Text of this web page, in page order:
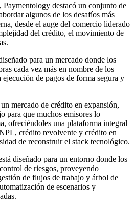
destacó un conjunto de
algunos de los desafíos más
desde el auge del comercio liderado
del crédito, el movimiento de
para un mercado donde los
cada vez más en nombre de los
de pagos de forma segura y
mercado de crédito en expansión,
para que muchos emisores lo
ofreciéndoles una plataforma integral
crédito revolvente y crédito en
de reconstruir el stack tecnológico.
diseñado para un entorno donde los
de riesgos, proveyendo
de flujos de trabajo y árbol de
de escenarios y